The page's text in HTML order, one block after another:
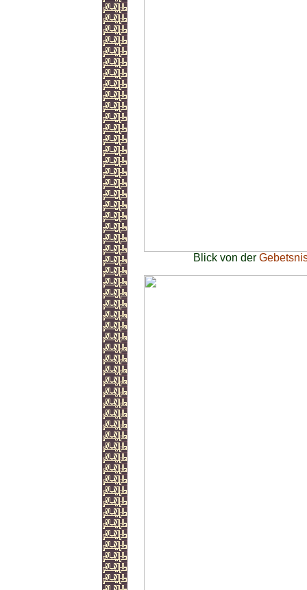
Blick von der